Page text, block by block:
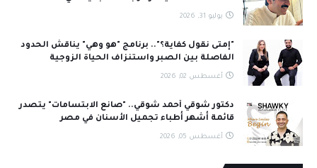
يوليو 31, 2026
"إمتى نقول كفاية؟".. برنامج "هو وهي" يناقش الحدود
الفاصلة بين الصبر واستنزاف الحياة الزوجية
أغسطس 02, 2026
دكتور شوقي أحمد شوقي.. "صانع الابتسامات" يتصدر
قائمة أشهر أطباء تجميل الأسنان في مصر
أغسطس 05, 2026